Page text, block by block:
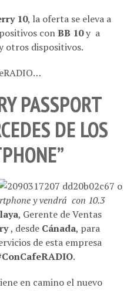
10, la oferta se eleva a
conBB 10y a
otros dispositivos.
PASSPORT
DE LOS
y vendrá con 10.3
, Gerente de Ventas
, desde Cánada, para
de esta empresa
.
en camino el nuevo